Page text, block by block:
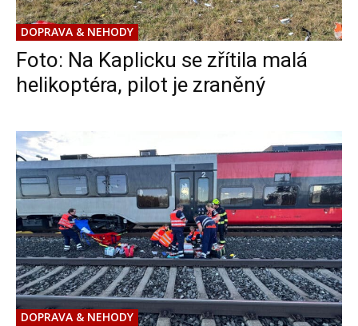
DOPRAVA & NEHODY
Foto: Na Kaplicku se zřítila malá
helikoptéra, pilot je zraněný
DOPRAVA & NEHODY